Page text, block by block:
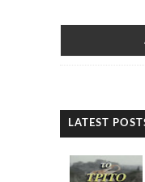
LATEST